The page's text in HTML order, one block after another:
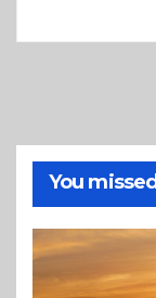
You missed